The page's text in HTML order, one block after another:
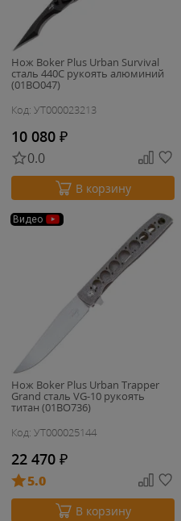
Нож Boker Plus Urban Survival
сталь 440C рукоять алюминий
(01BO047)
Код: УТ000023213
10 080 ₽
0.0
В корзину
Видео
Нож Boker Plus Urban Trapper
Grand сталь VG-10 рукоять
титан (01BO736)
Код: УТ000025144
22 470 ₽
5.0
В корзину